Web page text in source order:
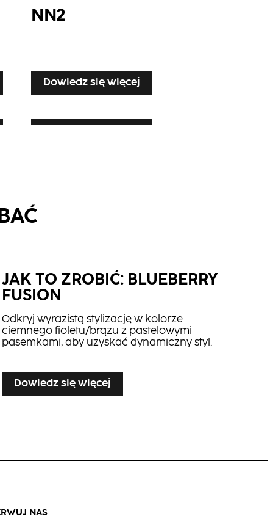
NN2
Dowiedz się więcej
Treat & Tame
JAK TO ZROBIĆ: BLUEBERRY
FUSION
Odkryj wyrazistą stylizację w kolorze
ciemnego fioletu/brązu z pastelowymi
pasemkami, aby uzyskać dynamiczny styl.
Dowiedz się więcej
NAS